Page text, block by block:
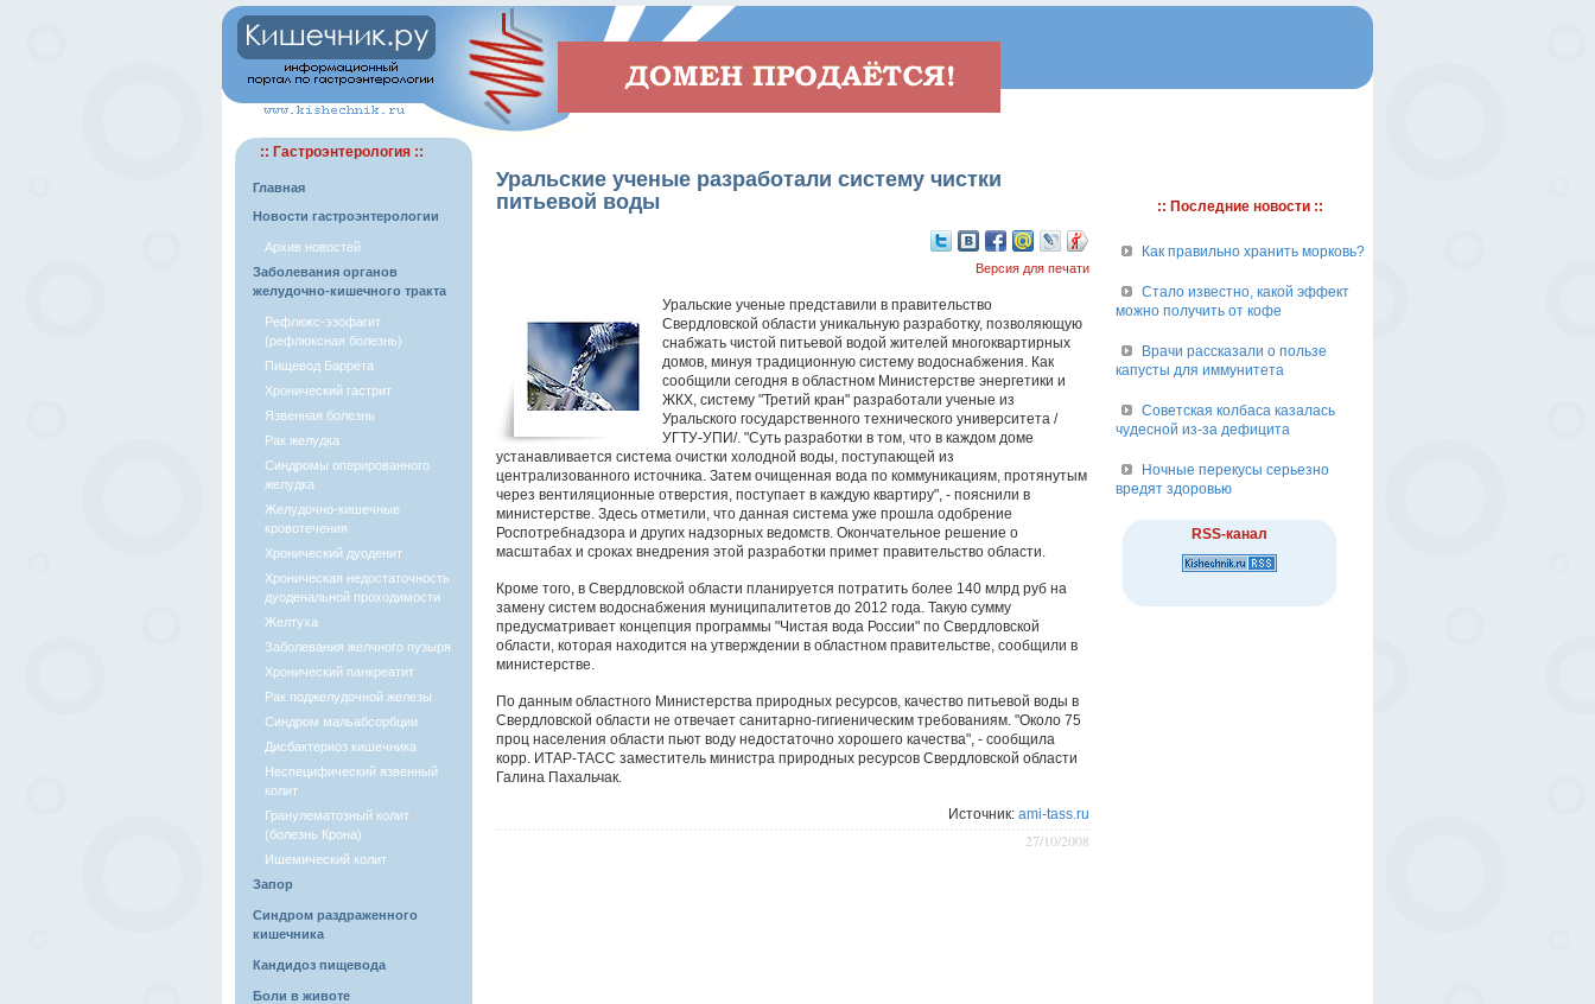
:: Гастроэнтерология ::
Главная
Новости гастроэнтерологии
Архив новостей
Заболевания органов
желудочно-кишечного тракта
Рефлюкс-эзофагит
(рефлюксная болезнь)
Пищевод Баррета
Хронический гастрит
Язвенная болезнь
Рак желудка
Синдромы оперированного
желудка
Желудочно-кишечные
кровотечения
Хронический дуоденит
Хроническая недостаточность
дуоденальной проходимости
Желтуха
Заболевания желчного пузыря
Хронический панкреатит
Рак поджелудочной железы
Синдром мальабсорбции
Дисбактериоз кишечника
Неспецифический язвенный
колит
Гранулематозный колит
(болезнь Крона)
Ишемический колит
Запор
Синдром раздраженного
кишечника
Кандидоз пищевода
Боли в животе
Уральские ученые разработали систему чистки
питьевой воды
Версия для печати
Уральские ученые представили в правительство
Свердловской области уникальную разработку, позволяющую
снабжать чистой питьевой водой жителей многоквартирных
домов, минуя традиционную систему водоснабжения. Как
сообщили сегодня в областном Министерстве энергетики и
ЖКХ, систему "Третий кран" разработали ученые из
Уральского государственного технического университета /
УГТУ-УПИ/. "Суть разработки в том, что в каждом доме
устанавливается система очистки холодной воды, поступающей из
централизованного источника. Затем очищенная вода по коммуникациям, протянутым
через вентиляционные отверстия, поступает в каждую квартиру", - пояснили в
министерстве. Здесь отметили, что данная система уже прошла одобрение
Роспотребнадзора и других надзорных ведомств. Окончательное решение о
масштабах и сроках внедрения этой разработки примет правительство области.
Кроме того, в Свердловской области планируется потратить более 140 млрд руб на
замену систем водоснабжения муниципалитетов до 2012 года. Такую сумму
предусматривает концепция программы "Чистая вода России" по Свердловской
области, которая находится на утверждении в областном правительстве, сообщили в
министерстве.
По данным областного Министерства природных ресурсов, качество питьевой воды в
Свердловской области не отвечает санитарно-гигиеническим требованиям. "Около 75
проц населения области пьют воду недостаточно хорошего качества", - сообщила
корр. ИТАР-ТАСС заместитель министра природных ресурсов Свердловской области
Галина Пахальчак.
Источник: ami-tass.ru
27/10/2008
:: Последние новости ::
Как правильно хранить морковь?
Стало известно, какой эффект
можно получить от кофе
Врачи рассказали о пользе
капусты для иммунитета
Советская колбаса казалась
чудесной из-за дефицита
Ночные перекусы серьезно
вредят здоровью
RSS-канал